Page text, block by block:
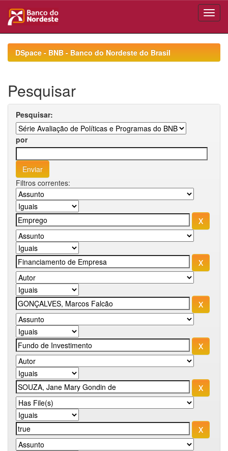
navigationDSpace - BNB - Banco do Nordeste do Brasil
Pesquisar
Pesquisar:
por
Filtros correntes: